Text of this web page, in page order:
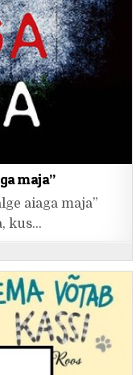
maja”
aiaga maja”
kus…